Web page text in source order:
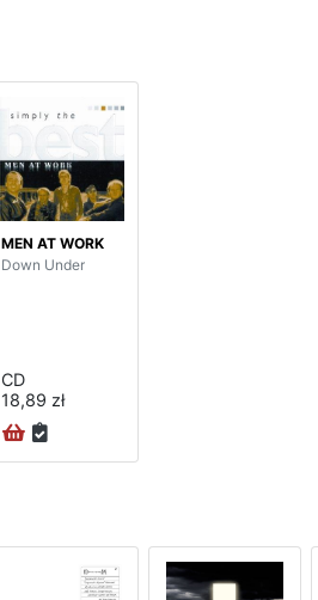
MEN AT WORK
Down Under
CD
18,89 zł